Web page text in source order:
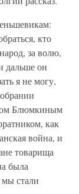
кто
за волю,
дальше он
я не могу,
Блюмкиным
как
война, и
товарища
была
стали